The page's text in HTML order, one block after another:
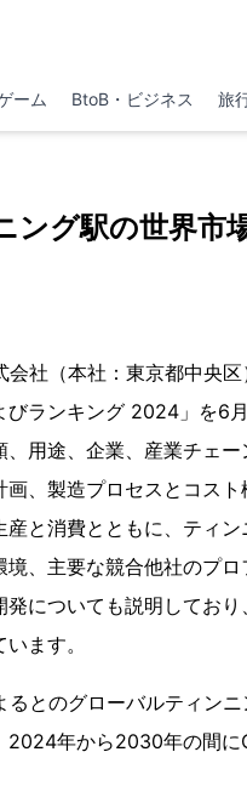
ーム BtoB・ビジネス 旅
ング駅の世界
会社（本社：東京都中央
びランキング 2024」を6
、用途、企業、産業チェ
、製造プロセスとコス
産と消費とともに、ティ
境、主要な競合他社のプ
発についても説明してお
ます。
るとのグローバルティン
年から2030年の間に